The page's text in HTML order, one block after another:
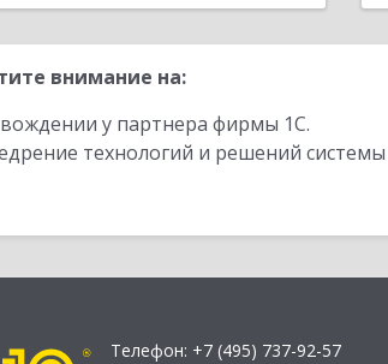
внимание на:
у партнера фирмы 1С.
технологий и решений
Телефон: +7 (495) 737-92-57